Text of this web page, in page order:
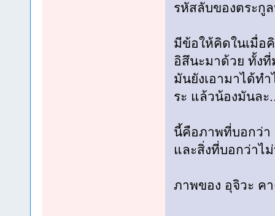
รหัสลับของตระกู
มีข้อให้คิดในเมื่อ
อิสึนะมาด้วย ทั้ง
มันยังเอามาได้ท
ระ แล้วน้องมันละ
นี้คือภาพที่บอกว่า
และสิ่งที่บอกว่าไ
ภาพของ อุจิวะ ค